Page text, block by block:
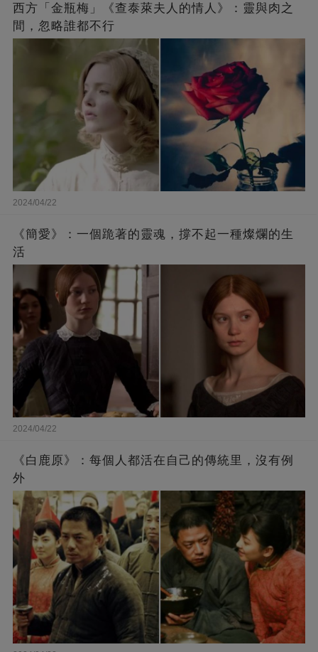
西方「金瓶梅」《查泰萊夫人的情人》：靈與肉之
間，忽略誰都不行
2024/04/22
《簡愛》：一個跪著的靈魂，撐不起一種燦爛的生
活
2024/04/22
《白鹿原》：每個人都活在自己的傳統里，沒有例
外